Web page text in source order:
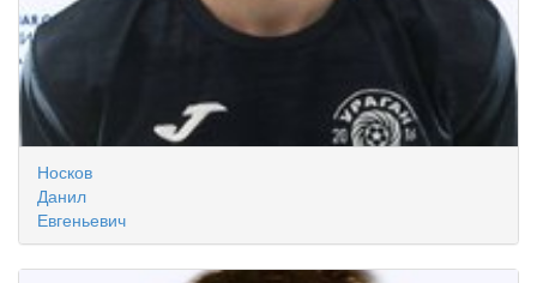
Носков
Данил
Евгеньевич